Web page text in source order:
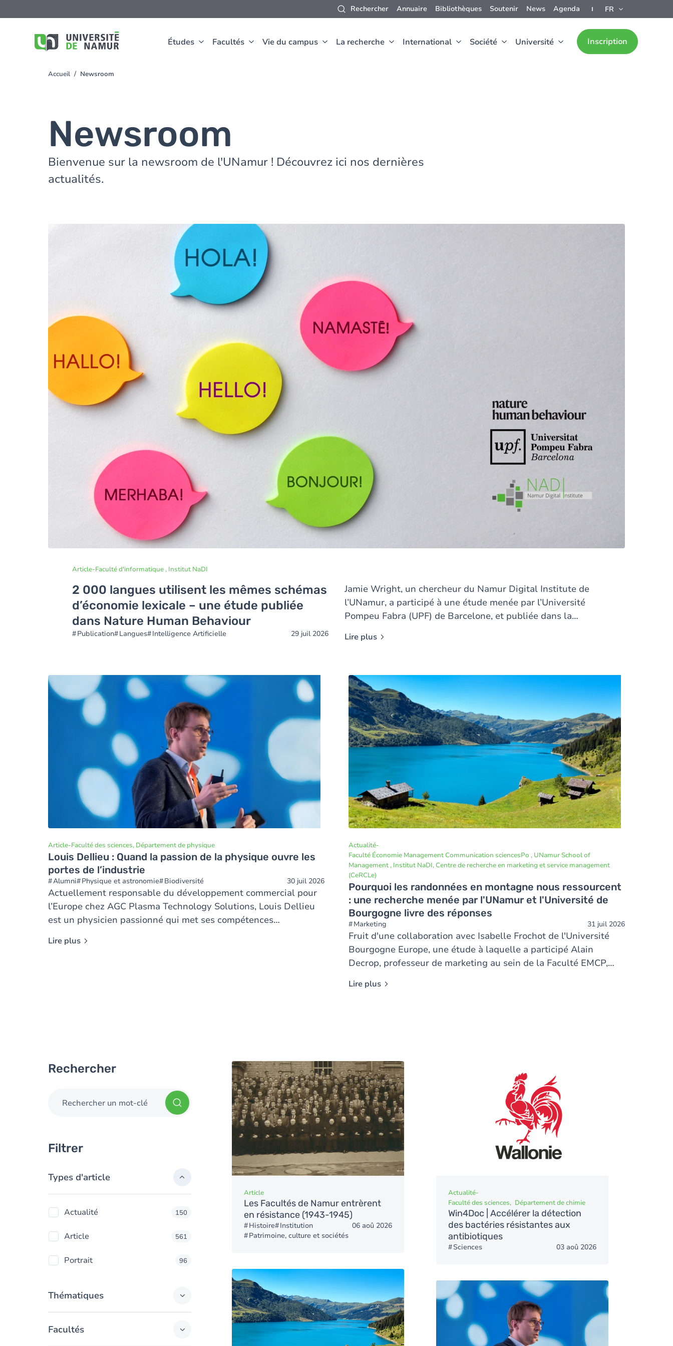
Rechercher Annuaire Bibliothèques Soutenir News Agenda FR
Études Facultés Vie du campus La recherche International Société Université Inscription
au
You
Accueil Newsroom
Newsroom
Bienvenue sur la newsroom de l'UNamur ! Découvrez ici nos dernières
actualités.
Article-Faculté d'informatique , Institut NaDI
2 000 langues utilisent les mêmes schémas
d’économie lexicale – une étude publiée
dans Nature Human Behaviour
Publication Langues Intelligence Artificielle 29 juil 2026
Jamie Wright, un chercheur du Namur Digital Institute de
l’UNamur, a participé à une étude menée par l’Université
Pompeu Fabra (UPF) de Barcelone, et publiée dans la
montre que les langues du monde entier tendent à
confusion dans la communication.
Lire plus
Image
Article-Faculté des sciences, Département de physique
Louis Dellieu : Quand la passion de la physique ouvre les
portes de l’industrie
Alumni Physique et astronomie Biodiversité 30 juil 2026
Actuellement responsable du développement commercial pour
l’Europe chez AGC Plasma Technology Solutions, Louis Dellieu
est un physicien passionné qui met ses compétences
ans. Des ailes d’insectes aux vitrages spéciaux, voyage dans un
Lire plus
Image
Actualité-
Faculté Économie Management Communication sciencesPo , UNamur School of
Management , Institut NaDI, Centre de recherche en marketing et service management
(CeRCLe)
Pourquoi les randonnées en montagne nous ressourcent
: une recherche menée par l'UNamur et l'Université de
Bourgogne livre des réponses
Marketing 31 juil 2026
Fruit d'une collaboration avec Isabelle Frochot de l'Université
Bourgogne Europe, une étude à laquelle a participé Alain
Decrop, professeur de marketing au sein de la Faculté EMCP,
soi, aux autres et à son environnement. Les résultats de cette
Lire plus
Rechercher
Rechercher un mot-clé
Filtrer
Types d'article
Actualité 150
Article 561
Portrait 96
Thématiques
Culture 1
Facultés
Article
Les Facultés de Namur entrèrent
en résistance (1943-1945)
Histoire Institution
Patrimoine, culture et sociétés
06 aoû 2026
Actualité-
Faculté des sciences
Département de chimie
Win4Doc | Accélérer la détection
des bactéries résistantes aux
antibiotiques
Sciences 03 aoû 2026